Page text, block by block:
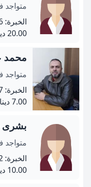
متواجد
الخبرة: 16 سنة
20.00 دينار
محمد
متواجد
الخبرة: 17 سنة
7.00 دينار
بشرى
متواجد
الخبرة: 2 سنة
10.00 دينار